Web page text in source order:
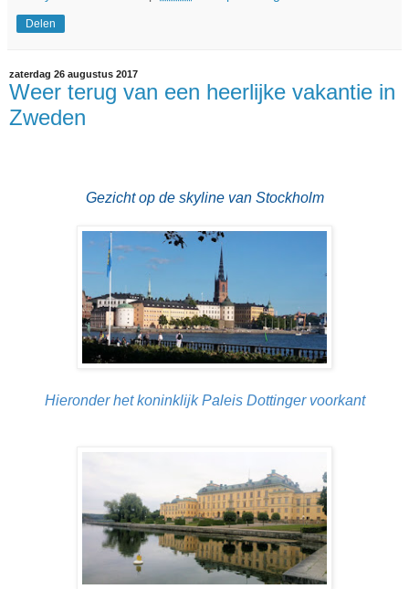
Delen
zaterdag 26 augustus 2017
Weer terug van een heerlijke vakantie in
Zweden
Gezicht op de skyline van Stockholm
Hieronder het koninklijk Paleis Dottinger voorkant